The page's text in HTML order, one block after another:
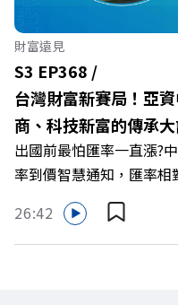
嬰留停、男同仁樂意成
🔺最有人情味的文化橋
共好實踐 主持人／遠見
興 與談人／遠東SOGO
袋的盲點，也順手理清生
https://gvmkt.pse.is/
LINE：https://reurl.cc/
https://bit.ly/3AjBWNV
Powered by Firstory
財富遠見
S3 EP368 /
台灣財富新賽局！亞
商、科技新富的傳承大
出國前最怕匯率一直漲?
率到價智慧通知，匯率
最高減3分等優惠 立即
投資外幣如幣別轉換可能
況審慎投資。 完整注意
26:42